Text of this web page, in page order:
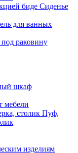
Сиденье
для ванных
раковину
шкаф
мебели
Пуф,